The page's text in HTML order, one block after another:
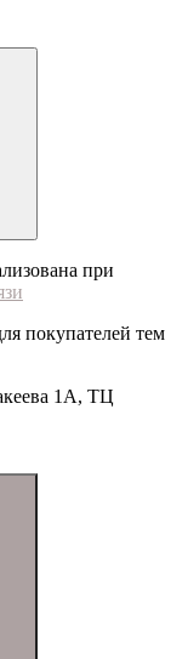
при
покупателей тем
1А, ТЦ